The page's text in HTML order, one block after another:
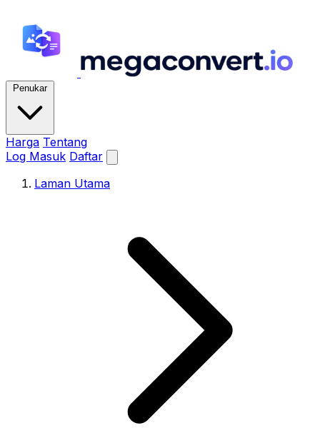
Penukar
Harga Tentang
Log Masuk Daftar
Laman Utama